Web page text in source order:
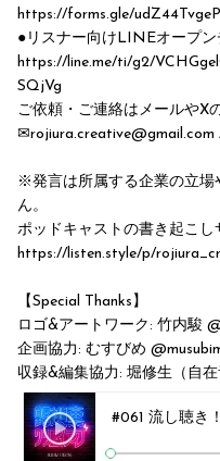
https://forms.gle/
●リスナー向けLINEオープン
https://line.me/ti/g2/
SQjVg
ご依頼・ご連絡はメールやX
※発言は所属する企業の立場
ん。
ポッドキャストの書き起こ
https://listen.style/p/
【Special Thanks】
ロゴ&アートワーク: 竹内駿
企画協力: むすびめ
収録&編集協力: 堀修生（自在